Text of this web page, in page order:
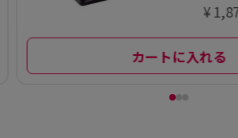
¥
カートに入れる